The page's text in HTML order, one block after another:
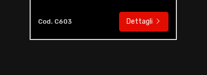
Cod. C603 Dettagli